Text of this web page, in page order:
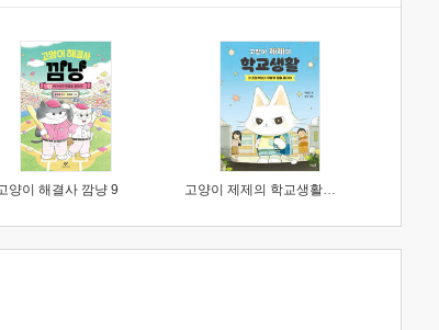
양이 해결사 깜냥 9 고양이 제제의 학교생활 1 : 초등학생이 이렇게 힘들 줄이야